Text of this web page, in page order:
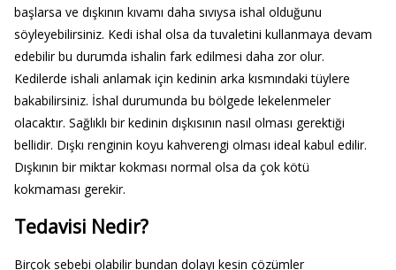
başlarsa ve dışkının kıvamı daha sıvıysa ishal olduğunu
söyleyebilirsiniz. Kedi ishal olsa da tuvaletini kullanmaya devam
edebilir bu durumda ishalin fark edilmesi daha zor olur.
Kedilerde ishali anlamak için kedinin arka kısmındaki tüylere
bakabilirsiniz. İshal durumunda bu bölgede lekelenmeler
olacaktır. Sağlıklı bir kedinin dışkısının nasıl olması gerektiği
bellidir. Dışkı renginin koyu kahverengi olması ideal kabul edilir.
Dışkının bir miktar kokması normal olsa da çok kötü
kokmaması gerekir.
Tedavisi Nedir?
Birçok sebebi olabilir bundan dolayı kesin çözümler